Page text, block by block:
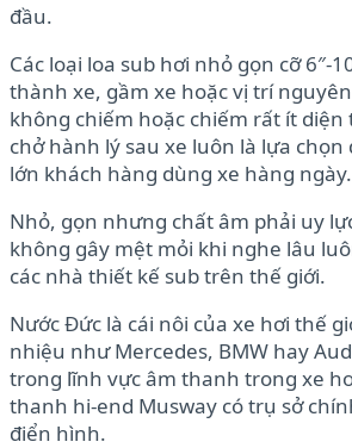
đầu.
Các loại loa sub hơi nhỏ gọn cỡ 6″-
thành xe, gầm xe hoặc vị trí
không chiếm hoặc chiếm rất ít diện
chở hành lý sau xe luôn là lựa
lớn khách hàng dùng xe hàng ngày.
Nhỏ, gọn nhưng chất âm phải uy
không gây mệt mỏi khi nghe lâu
các nhà thiết kế sub trên thế giới.
Nước Đức là cái nôi của xe hơi thế
nhiệu như Mercedes, BMW hay
trong lĩnh vực âm thanh trong xe
thanh hi-end Musway có trụ sở
điển hình.